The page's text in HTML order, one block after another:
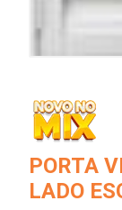
PORTA
LADO